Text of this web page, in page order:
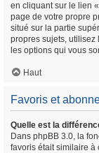
en cliquant sur le lien
page de votre propre
situé sur la partie
propres sujets,
les options qui vous
Haut
Favoris et
Quelle est la
Dans phpBB 3.0, la
favoris était similaire à